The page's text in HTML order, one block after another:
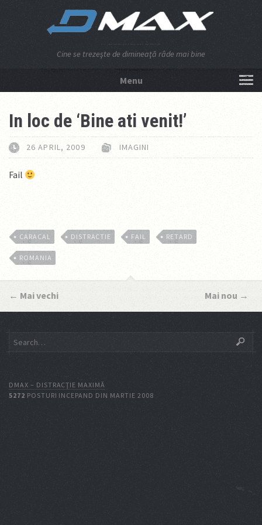
Cine se trezeşte de dimineaţă râde mai bine
Menu
In loc de ‘Bine ati venit!’
26 APRIL, 2009 IMAGINI
Fail
CARACAL DISTRACTIE FAIL RETARD
ROMANIA
← Mai vechi Mai nou →
DMAX – DISTRACŢIE MAXIMĂ
5272 POSTURI INCEPAND DIN MARTIE 2008